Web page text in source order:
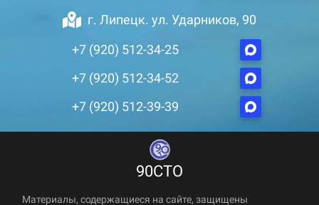
г. Липецк. ул. Ударников, 90
+7 (920) 512-34-25
+7 (920) 512-34-52
+7 (920) 512-39-39
90СТО
Материалы, содержащиеся на сайте, защищены